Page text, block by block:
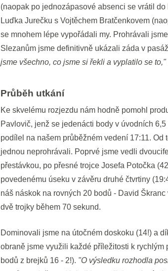
(naopak po jednozápasové absenci se vrátil
Luďka Jurečku s Vojtěchem Bratčenkovem
se mnohem lépe vypořádali my. Prohrávali
Slezanům jsme definitivně ukázali záda v
jsme všechno, co jsme si řekli a vyplatilo se to,"
Průběh utkání
Ke skvelému rozjezdu nám hodně pomohl
Pavlovič, jenž se jedenácti body v úvodních
podílel na našem průběžném vedení 17:11. Od
jednou neprohrávali. Poprvé jsme vedli
přestávkou, po přesné trojce Josefa Potočka
povedenému úseku v závěru druhé čtvrtiny
náš náskok na rovných 20 bodů - David Škranc
dvě trojky během 70 sekund.
Dominovali jsme na útočném doskoku (14!) a
obraně jsme využili každé příležitosti k rychlým
bodů z brejků 16 - 2!). "O výsledku rozhodla